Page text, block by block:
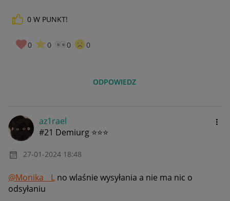
0 W PUNKT!
0 0 0 0
ODPOWIEDZ
az1rael
#21 Demiurg ⭐⭐⭐
‎27-01-2024 18:48
@Monika__L no wlaśnie wysyłania a nie ma nic o
odsyłaniu